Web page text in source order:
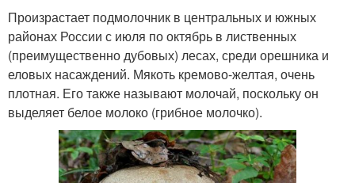
Произрастает подмолочник в центральных и южных
районах России с июля по октябрь в лиственных
(преимущественно дубовых) лесах, среди орешника и
еловых насаждений. Мякоть кремово-желтая, очень
плотная. Его также называют молочай, поскольку он
выделяет белое молоко (грибное молочко).